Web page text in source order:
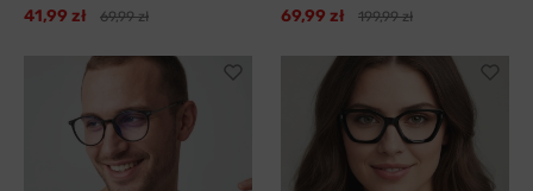
41,99 zł 69,99 zł 69,99 zł 199,99 zł